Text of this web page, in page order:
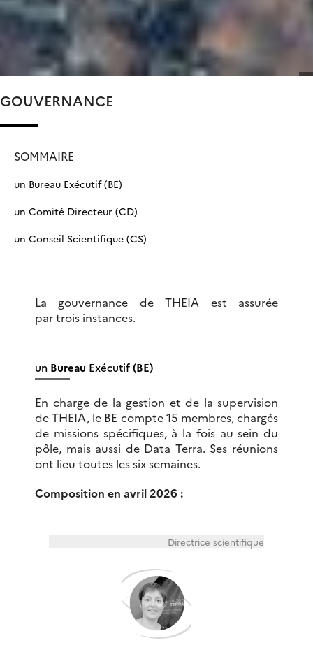
GOUVERNANCE
SOMMAIRE
un Bureau Exécutif (BE)
un Comité Directeur (CD)
un Conseil Scientifique (CS)
La gouvernance de THEIA est assurée
par trois instances.
un Bureau Exécutif(BE)
En charge de la gestion et de la supervision
de THEIA, le BE compte 15 membres, chargés
de missions spécifiques, à la fois au sein du
pôle, mais aussi de Data Terra. Ses réunions
ont lieu toutes les six semaines.
Composition en avril 2026 :
Directrice scientifique